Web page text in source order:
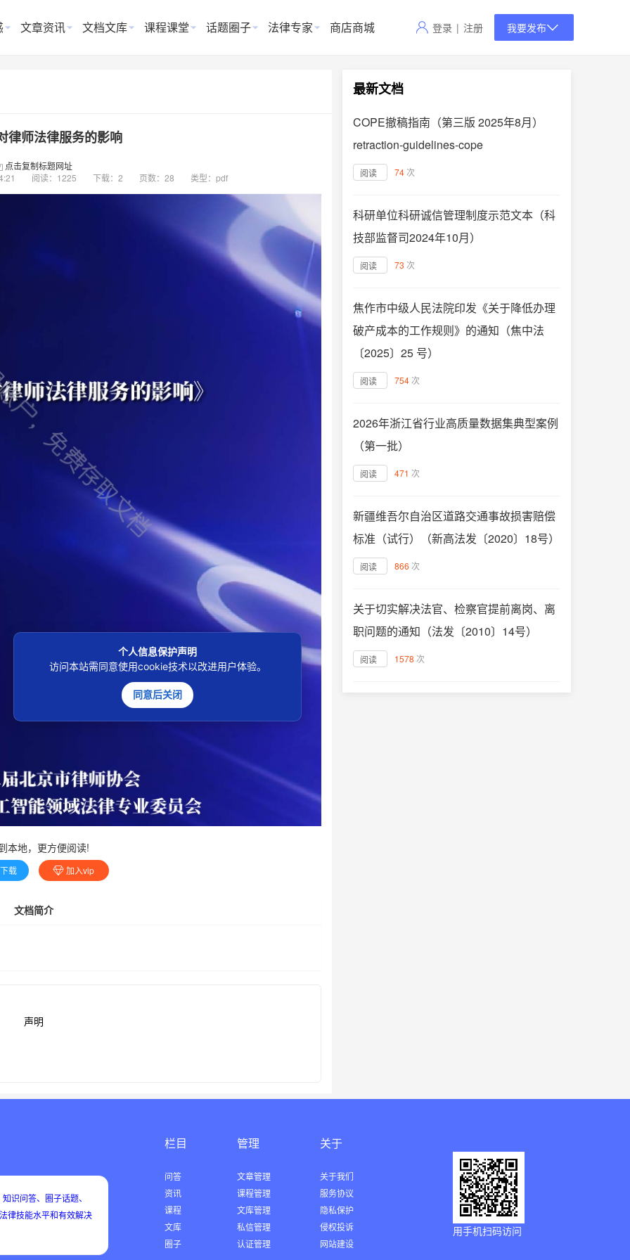
文章资讯 文档文库 课程课堂 话题圈子 法律专家 商店商城 登录 | 注册 我要发布
律师法律服务的影响
点击复制标题网址
阅读：1225 下载：2 页数：28 类型：pdf
本地，更方便阅读!
载 加入vip
文档简介
声明
最新文档
COPE撤稿指南（第三版 2025年8月）
retraction-guidelines-cope
阅读 74次
科研单位科研诚信管理制度示范文本（科
技部监督司2024年10月）
阅读 73 次
焦作市中级人民法院印发《关于降低办理
破产成本的工作规则》的通知（焦中法
〔2025〕25 号）
阅读 754次
2026年浙江省行业高质量数据集典型案例
（第一批）
阅读 471 次
新疆维吾尔自治区道路交通事故损害赔偿
标准（试行）（新高法发〔2020〕18号）
阅读 866 次
关于切实解决法官、检察官提前离岗、离
职问题的通知（法发〔2010〕14号）
阅读 1578 次
问答、圈子话题、
律技能水平和有效解决
栏目
问答
资讯
课程
文库
圈子
管理
文章管理
课程管理
文库管理
私信管理
认证管理
关于
关于我们
服务协议
隐私保护
侵权投诉
网站建设
用手机扫码访问
个人信息保护声明
访问本站需同意使用cookie技术以改进用户体验。
同意后关闭